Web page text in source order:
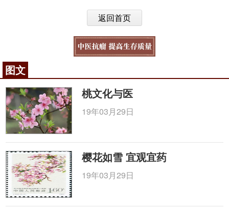
返回首页
图文
桃文化与医
19年03月29日
樱花如雪 宜观宜药
19年03月29日